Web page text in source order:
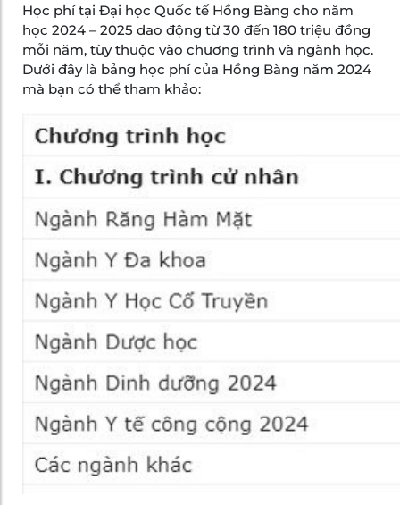
Học phí tại Đại học Quốc tế Hồng Bàng cho năm
học 2024 – 2025 dao động từ 30 đến 180 triệu đồng
mỗi năm, tùy thuộc vào chương trình và ngành học.
Dưới đây là bảng học phí của Hồng Bàng năm 2024
mà bạn có thể tham khảo: